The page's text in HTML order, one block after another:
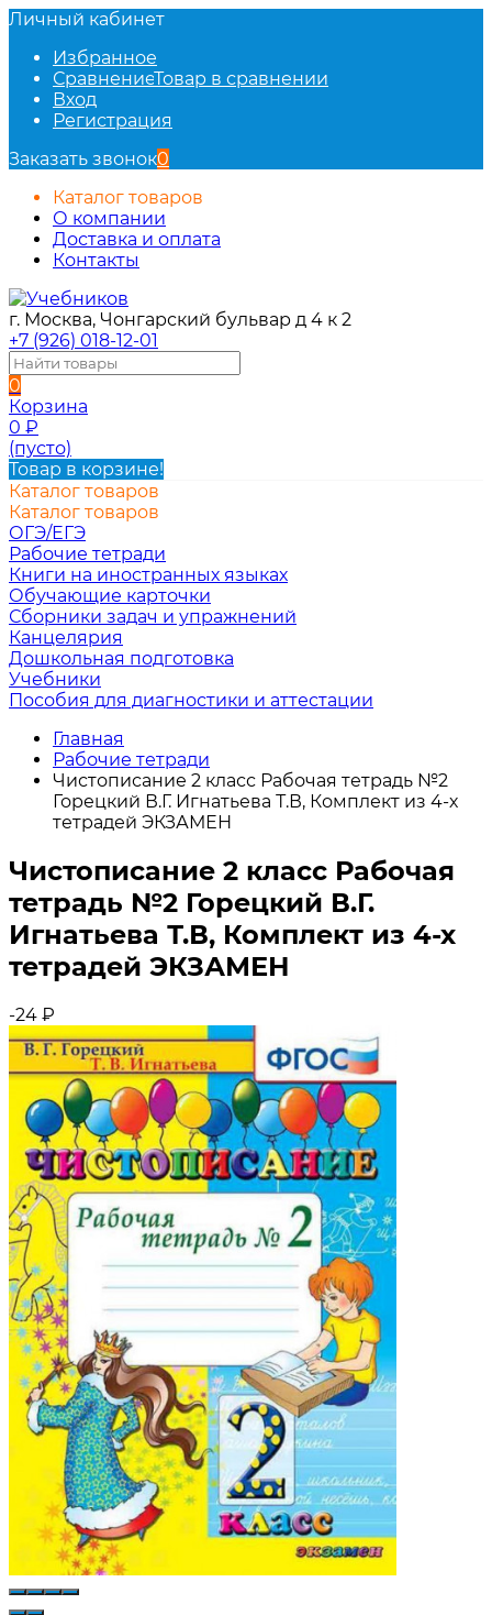
Личный кабинет
Избранное
СравнениеТовар в сравнении
Вход
Регистрация
Заказать звонок0
Каталог товаров
О компании
Доставка и оплата
Контакты
г. Москва, Чонгарский бульвар д 4 к 2
+7 (926) 018-12-01
0
Корзина
0 ₽
(пусто)
Товар в корзине!
Каталог товаров
Каталог товаров
ОГЭ/ЕГЭ
Рабочие тетради
Книги на иностранных языках
Обучающие карточки
Сборники задач и упражнений
Канцелярия
Дошкольная подготовка
Учебники
Пособия для диагностики и аттестации
Главная
Рабочие тетради
Чистописание 2 класс Рабочая тетрадь №2
Горецкий В.Г. Игнатьева Т.В, Комплект из 4-х
тетрадей ЭКЗАМЕН
Чистописание 2 класс Рабочая
тетрадь №2 Горецкий В.Г.
Игнатьева Т.В, Комплект из 4-х
тетрадей ЭКЗАМЕН
-24 ₽